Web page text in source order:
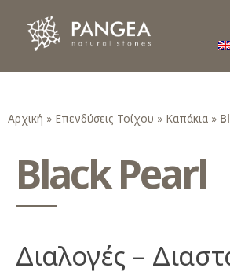
Αρχική » Επενδύσεις Τοίχου » Καπάκια »
Διαλογές –
Black Pearl